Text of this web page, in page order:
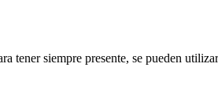
tener siempre presente, se pueden